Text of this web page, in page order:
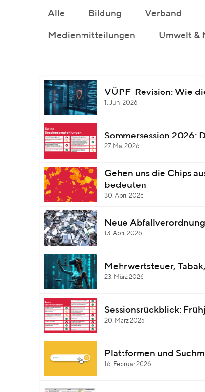
Alle Bildung Verband
Medienmitteilungen Umwelt &
1. Juni 2026
VÜPF-Revision: Wie
27. Mai 2026
Sommersession 2026:
30. April 2026
Gehen uns die Chips
bedeuten
13. April 2026
Neue
23. März 2026
Mehrwertsteuer,
20. März 2026
Sessionsrückblick:
16. Februar 2026
Plattformen und